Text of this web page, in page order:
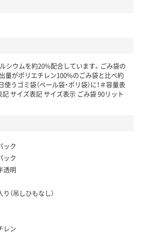
ントです。下記商品詳細「
詳細／加点項目
」で確認できます。
シウムを約20%配合しています。ごみ袋の
量がポリエチレン100%のごみ袋と比べ約
うゴミ袋（ペール袋・ポリ袋）に！＃容量表
サイズ表記 サイズ表示 ごみ袋 90リット
ック
ック
透明
（吊しひもなし）
レン